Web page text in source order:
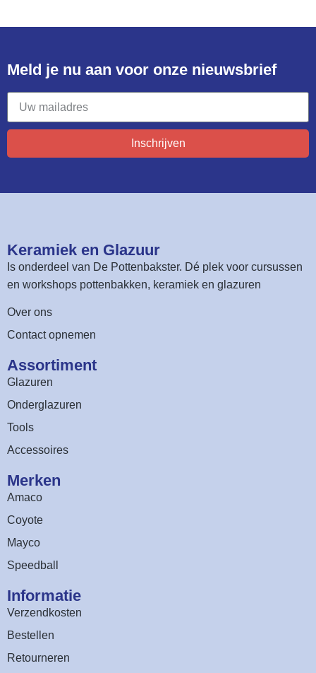
Meld je nu aan voor onze nieuwsbrief​
Inschrijven
Keramiek en Glazuur​
Is onderdeel van De Pottenbakster. Dé plek voor cursussen
en workshops pottenbakken, keramiek en glazuren
Over ons
Contact opnemen
Assortiment​
Glazuren
Onderglazuren
Tools
Accessoires
Merken
Amaco
Coyote
Mayco
Speedball
Informatie
Verzendkosten
Bestellen
Retourneren